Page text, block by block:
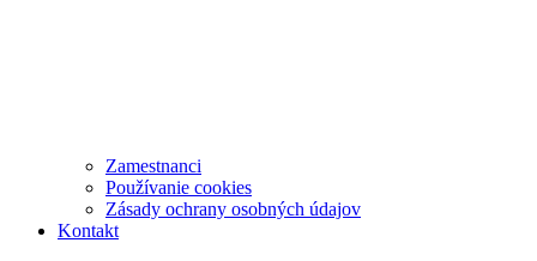
Zamestnanci
Používanie cookies
Zásady ochrany osobných údajov
Kontakt